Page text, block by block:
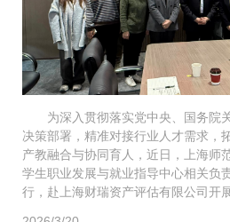
为深入贯彻落实党中央、国务院
决策部署，精准对接行业人才需求，
产教融合与协同育人，近日，上海师
学生职业发展与就业指导中心相关负
行，赴上海财瑞资产评估有限公司开